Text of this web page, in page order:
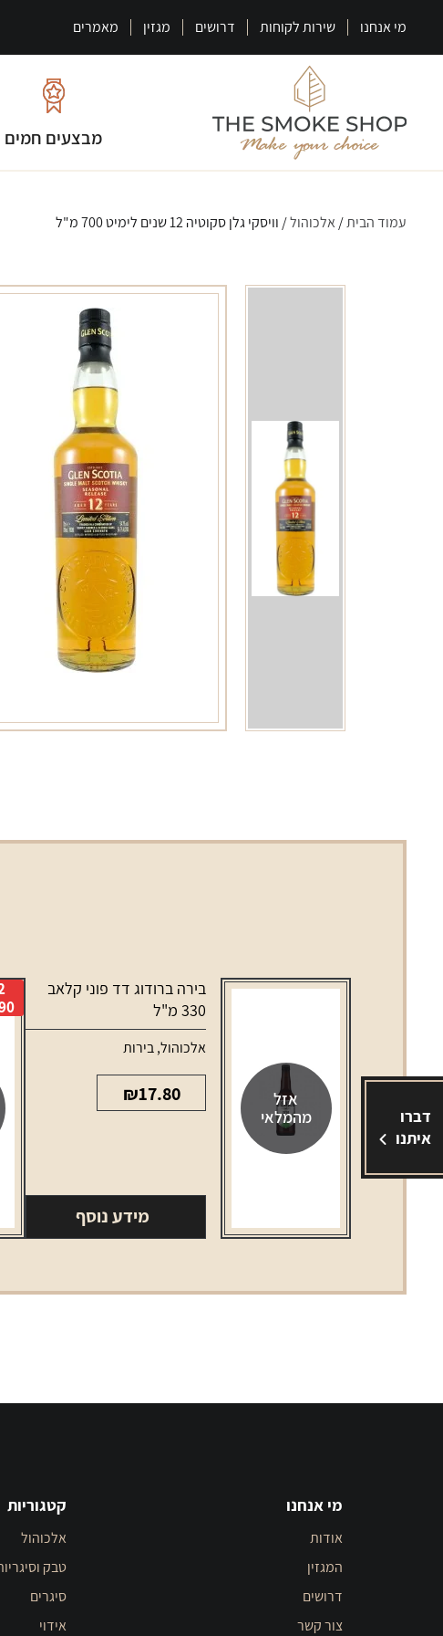
מי אנחנו שירות לקוחות דרושים מגזין מאמרים
מבצעים חמים
דברו
איתנו
עמוד הבית/ אלכוהול/ וויסקי גלן סקוטיה 12 שנים לימיט 700 מ"ל
אזל
מהמלאי
בירה ברודוג דד פוני קלאב
330 מ"ל
אלכוהול,בירות
₪17.80
מידע נוסף
מי אנחנו
אודות
המגזין
דרושים
צור קשר
קטגוריות
אלכוהול
טבק
סיגרים
אידוי